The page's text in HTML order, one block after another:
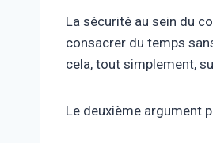
La sécurité au sein du
consacrer du temps
cela, tout simplement,
Le deuxième argument